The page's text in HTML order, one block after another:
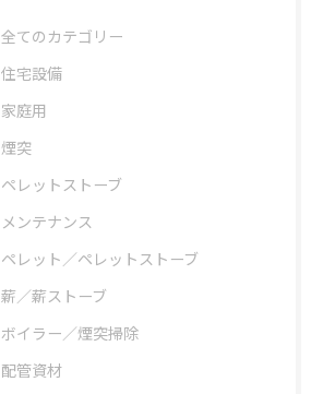
全てのカテゴリー
住宅設備
家庭用
煙突
ペレットストーブ
メンテナンス
ペレット／ペレットストーブ
薪／薪ストーブ
ボイラー／煙突掃除
配管資材